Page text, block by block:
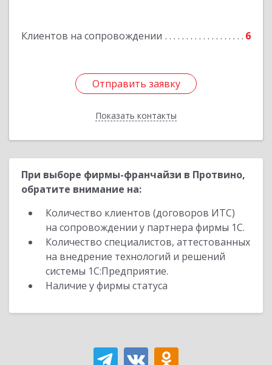
Клиентов на сопровождении 6
Отправить заявку
Показать контакты
Отправить заявку
Назад
При выборе фирмы-франчайзи в Протвино,
обратите внимание на:
Количество клиентов (договоров ИТС)
на сопровождении у партнера фирмы 1С.
Количество специалистов, аттестованных
на внедрение технологий и решений
системы 1С:Предприятие.
Наличие у фирмы статуса